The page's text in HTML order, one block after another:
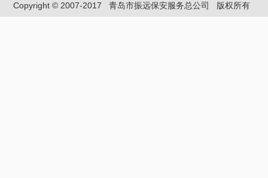
Copyright © 2007-2017 青岛市振远保安服务总公司 版权所有